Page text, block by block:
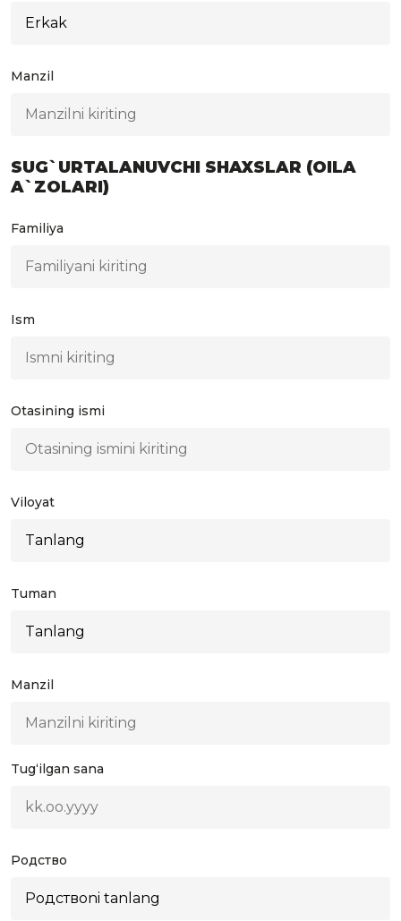
Manzil
SUG`URTALANUVCHI SHAXSLAR (OILA
A`ZOLARI)
Familiya
Ism
Otasining ismi
Viloyat
Tuman
Manzil
Tug‘ilgan sana
Родство